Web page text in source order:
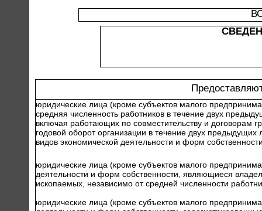
юридические лица (кроме субъектов малого
средняя численность работников в течение двух
включая работающих по совместительству и договорам
годовой оборот организации в течение двух
видов экономической деятельности и форм
юридические лица (кроме субъектов малого
деятельности и форм собственности, являющиеся
ископаемых, независимо от средней численности
юридические лица (кроме субъектов малого